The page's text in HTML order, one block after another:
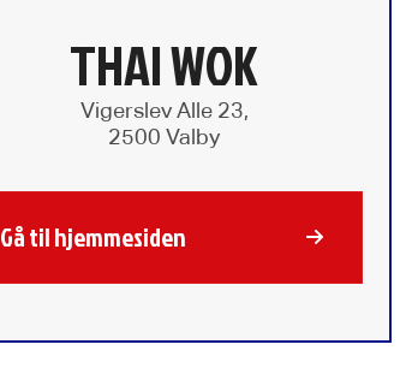
THAI WOK
Vigerslev Alle 23,
2500 Valby
Gå til hjemmesiden